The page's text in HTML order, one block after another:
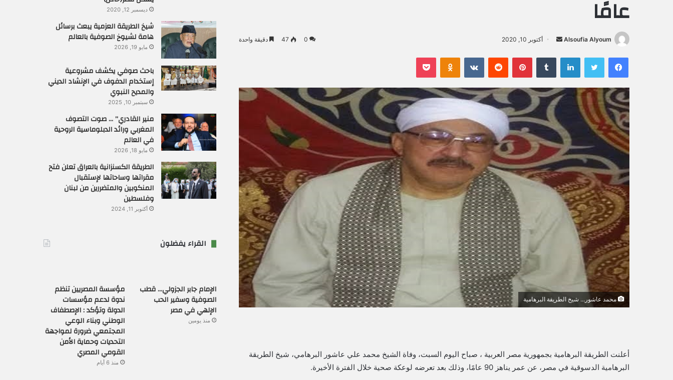
عامًا
Alsoufia Alyoum
ل
ب
ر
إ
ل
ك
أكتوبر 10, 2020 0
47 دقيقة واحدة
فيسبوك لينكدإن بينتيريست
محمد عاشور... شيخ الطريقة البرهامية
أعلنت الطريقة البرهامية بجمهورية مصر العربية ، صباح اليوم السبت، وفاة الشيخ محمد علي عاشور البرهامي، شيخ الطريقة
البرهامية الدسوقية في مصر، عن عمر يناهز 90 عامًا، وذلك بعد تعرضه لوعكة صحية خلال الفترة الأخيرة.
ديسمبر 12, 2020
شيخ الطريقة العزمية يبعث برسائل
هامة لشيوخ الصوفية بالعالم
مايو 19, 2026
باحث صوفي يكشف مشروعية
إستخدام الدفوف في الإنشاد الديني
والمديح النبوي
سبتمبر 10, 2025
منير القادري” … صوت التصوف
المغربي ورائد الدبلوماسية الروحية
في العالم
مايو 18, 2026
الطريقة الكسنزانية بالعراق تعلن فتح
مقراتها وساحاتها لإستقبال
المنكوبين والمتضررين من لبنان
وفلسطين
أكتوبر 11, 2024
القراء يفضلون
الإمام جابر الجزولي… قطب
الصوفية وسفير الحب
الإلهي في مصر
منذ يومين
مؤسسة المصريين تنظم
ندوة لدعم مؤسسات
الدولة وتؤكد : الإصطفاف
الوطني وبناء الوعي
المجتمعي ضرورة لمواجهة
التحديات وحماية الأمن
القومي المصري
منذ 6 أيام